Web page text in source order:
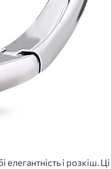
і розкіш. Ці